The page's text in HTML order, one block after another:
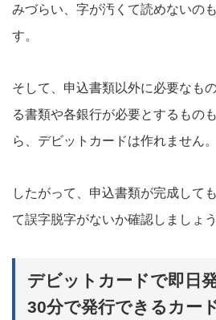
みづらい、字が汚くて読めないの
す。
そして、申込書類以外に必要なも
る書類や各銀行が必要とするもの
ら、デビットカードは作れません。
したがって、申込書類が完成して
て誤字脱字がないか確認しましょう
デビットカードで即日
30分で発行できるカー